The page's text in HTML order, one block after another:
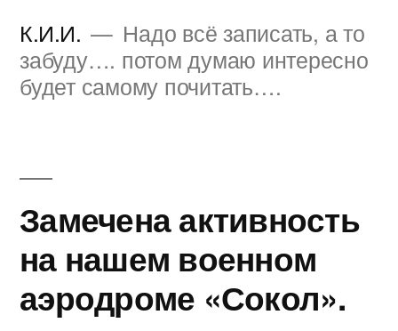
содержимому
К.И.И.
Надо всё записать, а то
забуду…. потом думаю интересно
будет самому почитать….
Замечена активность
на нашем военном
аэродроме «Сокол».